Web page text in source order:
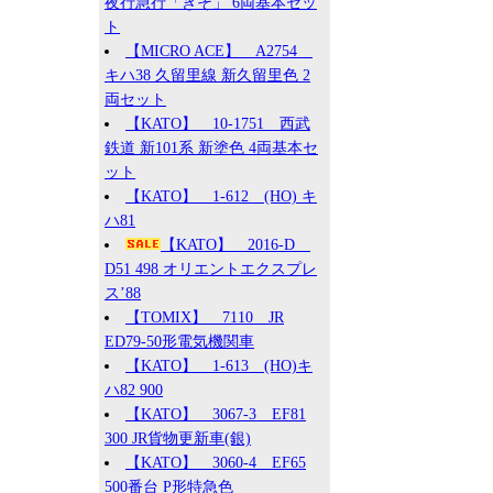
ト
【MICRO ACE】 A2754
キハ38 久留里線 新久留里色 2
両セット
【KATO】 10-1751 西武
鉄道 新101系 新塗色 4両基本セ
ット
【KATO】 1-612 (HO) キ
ハ81
【KATO】 2016-D
D51 498 オリエントエクスプレ
ス’88
【TOMIX】 7110 JR
ED79-50形電気機関車
【KATO】 1-613 (HO)キ
ハ82 900
【KATO】 3067-3 EF81
300 JR貨物更新車(銀)
【KATO】 3060-4 EF65
500番台 P形特急色